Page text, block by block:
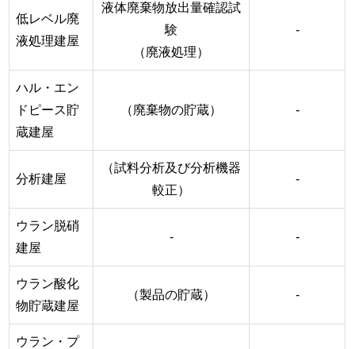
低レベル廃
液処理建屋
液体廃棄物放出量確認試
験
（廃液処理）
-
ハル・エン
ドピース貯
蔵建屋
（廃棄物の貯蔵） -
分析建屋
（試料分析及び分析機器
較正）
-
ウラン脱硝
建屋
- -
ウラン酸化
物貯蔵建屋
（製品の貯蔵） -
ウラン・プ